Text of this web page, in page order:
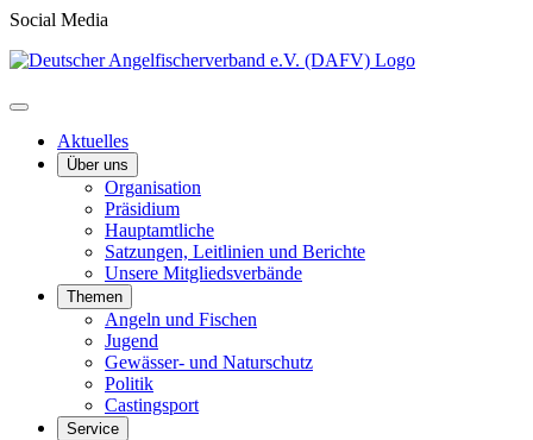
Social Media
Aktuelles
Über uns
Organisation
Präsidium
Hauptamtliche
Satzungen, Leitlinien und Berichte
Unsere Mitgliedsverbände
Themen
Angeln und Fischen
Jugend
Gewässer- und Naturschutz
Politik
Castingsport
Service